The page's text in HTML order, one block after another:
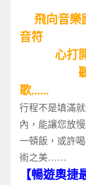
飛向音樂
音符
心打開，
聽布拉
歌......
行程不是填滿
內，能讓您放
一頓飯，或許
術之美……
【暢遊奧捷